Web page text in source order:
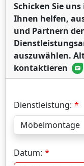
Schicken Sie
Ihnen helfen,
und Partnern
auszuwählen.
kontaktieren
Dienstleistung:
Datum: